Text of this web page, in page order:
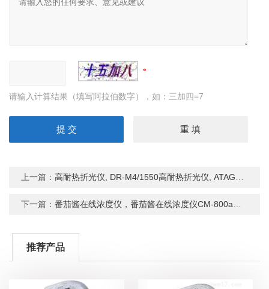
请输入计算结果（填写阿拉伯数字），如：三加四=7
上一篇：高耐热折光仪, DR-M4/1550高耐热折光仪, ATAGO高耐热折光仪
下一篇：番茄酱在线浓度仪，番茄酱在线浓度仪CM-800a，ATAGO番茄酱在线浓度仪
推荐产品